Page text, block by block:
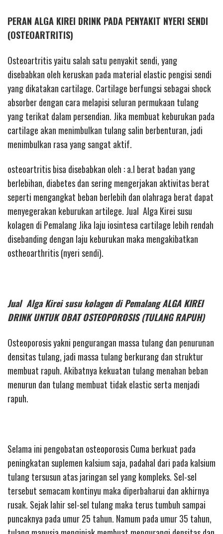
PERAN ALGA KIREI DRINK PADA PENYAKIT NYERI SENDI
(OSTEOARTRITIS)
Osteoartritis yaitu salah satu penyakit sendi, yang
disebabkan oleh keruskan pada material elastic pengisi sendi
yang dikatakan cartilage. Cartilage berfungsi sebagai shock
absorber dengan cara melapisi seluran permukaan tulang
yang terikat dalam persendian. Jika membuat keburukan pada
cartilage akan menimbulkan tulang salin berbenturan, jadi
menimbulkan rasa yang sangat aktif.
osteoartritis bisa disebabkan oleh : a.l berat badan yang
berlebihan, diabetes dan sering mengerjakan aktivitas berat
seperti mengangkat beban berlebih dan olahraga berat dapat
menyegerakan keburukan artilege. Jual Alga Kirei susu
kolagen di Pemalang Jika laju iosintesa cartilage lebih rendah
disebanding dengan laju keburukan maka mengakibatkan
ostheoarthritis (nyeri sendi).
Jual Alga Kirei susu kolagen di Pemalang ALGA KIREI
DRINK UNTUK OBAT OSTEOPOROSIS (TULANG RAPUH)
Osteoporosis yakni pengurangan massa tulang dan penurunan
densitas tulang, jadi massa tulang berkurang dan struktur
membuat rapuh. Akibatnya kekuatan tulang menahan beban
menurun dan tulang membuat tidak elastic serta menjadi
rapuh.
Selama ini pengobatan osteoporosis Cuma berkuat pada
peningkatan suplemen kalsium saja, padahal dari pada kalsium
tulang tersusun atas jaringan sel yang kompleks. Sel-sel
tersebut semacam kontinyu maka diperbaharui dan akhirnya
rusak. Sejak lahir sel-sel tulang maka terus tumbuh sampai
puncaknya pada umur 25 tahun. Namum pada umur 35 tahun,